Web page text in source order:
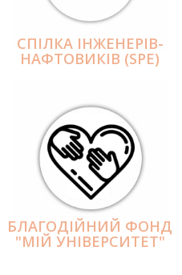
СПІЛКА ІНЖЕНЕРІВ-
НАФТОВИКІВ (SPE)
БЛАГОДІЙНИЙ ФОНД
"МІЙ УНІВЕРСИТЕТ"